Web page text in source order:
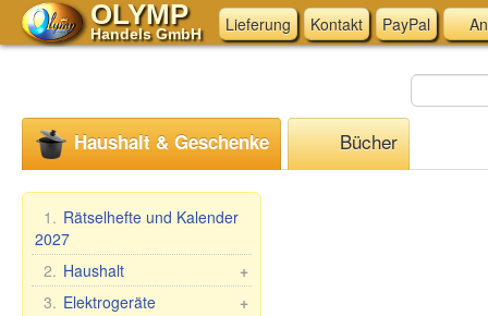
OLYMP
Handels GmbH Lieferung Kontakt PayPal
Haushalt & Geschenke Bücher
1. Rätselhefte und Kalender
2027
+
2. Haushalt
Mangal, Grills
+
3. Elektrogeräte